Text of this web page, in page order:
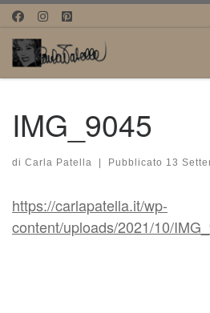
Passa al contenuto
IMG_9045
di Carla Patella Pubblicato 13
https://carlapatella.it/wp-
content/uploads/2021/10/